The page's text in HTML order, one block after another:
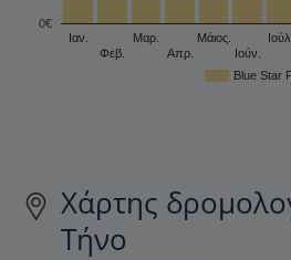
Blue Star
Ιαν.
Φεβ.
Μαρ.
Απρ.
Μάιος.
Ιούν.
Ιούλ.
0€
Χάρτης
Τήνο